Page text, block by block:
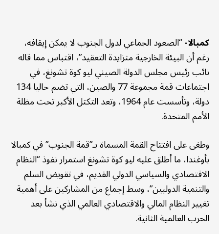
كمبالا-“الصعود الجماعي لدول الجنوب لا يمكن إيقافه،
رغم أن البيئة الخارجية متزايدة التعقيد”، اقتباس مما قاله
نائب رئيس مجلس الدولة الصيني ليو كوة تشونغ، في
اجتماعات قمة مجموعة 77 والصين، التي تضم حاليا 134
دولة، وتأسست عام 1964، وتعد التكتل الأكبر تحت مظلة
الأمم المتحدة.
وطغى على افتتاح القمة المسماة بـ”قمة الجنوب” في كمبالا
بأوغندا، ما أطلق عليه ليو كوة تشونغ استمرار نفوذ “النظام
الاقتصادي والسياسي الدولي القديم، في تقويض السلم
والتنمية الدوليين”، وسط إجماع من المشاركين على أهمية
تغيير النظام المالي والاقتصادي العالمي الذي نشأ بعد
الحرب العالمية الثانية.